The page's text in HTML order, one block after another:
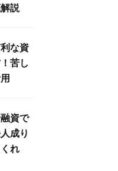
説
な資
苦し
資で
成り
れ